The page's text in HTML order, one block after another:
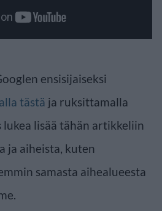
ensisijaiseksi
tästä ja ruksittamalla
lisää tähän artikkeliin
ja aiheista, kuten
samasta aihealueesta